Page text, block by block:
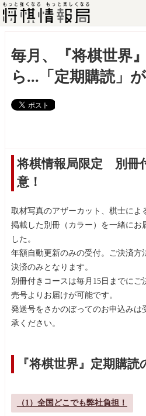
毎月、『将棋世界
ら...「定期購読」
将棋情報局限定 別冊
意！
取材写真のアザーカット、棋士によ
掲載した別冊（カラー）を一緒にお
した。
年額自動更新のみの受付。ご決済方
決済のみとなります。
別冊付きコースは毎月15日までに
売号よりお届けが可能です。
発送号をさかのぼってのお申込みは
承ください。
『将棋世界』定期購読
（1）全国どこでも弊社負担！